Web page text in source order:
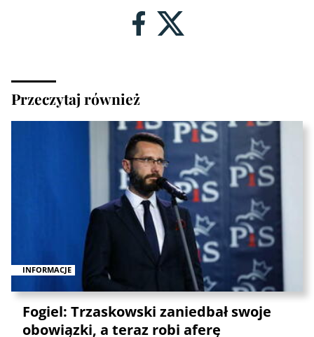
Przeczytaj również
INFORMACJE
Fogiel: Trzaskowski zaniedbał swoje
obowiązki, a teraz robi aferę